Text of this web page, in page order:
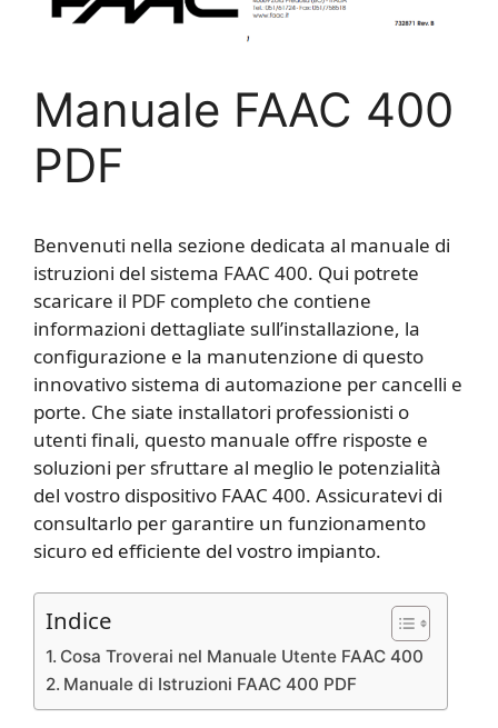
Manuale FAAC 400
PDF
Benvenuti nella sezione dedicata al manuale di
istruzioni del sistema FAAC 400. Qui potrete
scaricare il PDF completo che contiene
informazioni dettagliate sull’installazione, la
configurazione e la manutenzione di questo
innovativo sistema di automazione per cancelli e
porte. Che siate installatori professionisti o
utenti finali, questo manuale offre risposte e
soluzioni per sfruttare al meglio le potenzialità
del vostro dispositivo FAAC 400. Assicuratevi di
consultarlo per garantire un funzionamento
sicuro ed efficiente del vostro impianto.
Indice
Cosa Troverai nel Manuale Utente FAAC 400
Manuale di Istruzioni FAAC 400 PDF